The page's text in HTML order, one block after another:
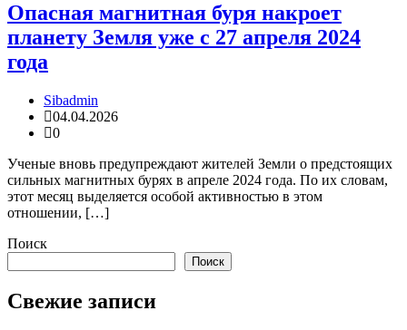
Опасная магнитная буря накроет
планету Земля уже с 27 апреля 2024
года
Sibadmin
04.04.2026
0
Ученые вновь предупреждают жителей Земли о предстоящих
сильных магнитных бурях в апреле 2024 года. По их словам,
этот месяц выделяется особой активностью в этом
отношении, […]
Поиск
Поиск
Свежие записи